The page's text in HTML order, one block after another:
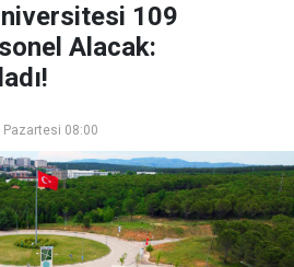
109
Alacak:
08:00